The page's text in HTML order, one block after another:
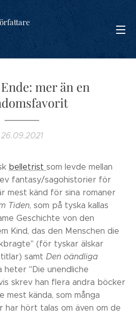
mer än en
26.09.2021
belletrist som levde mellan
fantasy/sagohistorier för
mest känd för sina romaner
Tiden, som på tyska kallas
Geschichte von den
Kind, das den Menschen die
(för tyskar älskar
samt Den oändliga
heter "Die unendliche
skrev han flera andra böcker
mest kända, som många
har hört talas om även om de